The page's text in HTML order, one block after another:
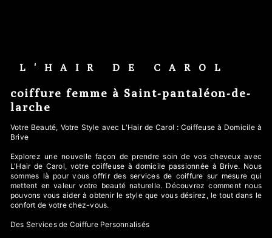
L'HAIR DE CAROL
coiffure femme à Saint-pantaléon-de-
larche
Votre Beauté, Votre Style avec L'Hair de Carol : Coiffeuse à Domicile à
Brive
Explorez une nouvelle façon de prendre soin de vos cheveux avec
L'Hair de Carol, votre coiffeuse à domicile passionnée à Brive. Nous
sommes là pour vous offrir des services de coiffure sur mesure qui
mettent en valeur votre beauté naturelle. Découvrez comment nous
pouvons vous aider à obtenir le style que vous désirez, le tout dans le
confort de votre chez-vous.
Des Services de Coiffure Personnalisés